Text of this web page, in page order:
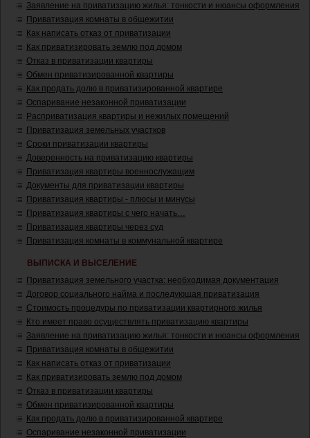
Заявление на приватизацию жилья: тонкости и нюансы оформления
Приватизация комнаты в общежитии
Как написать отказ от приватизации
Как приватизировать землю под домом
Отказ в приватизации квартиры
Обмен приватизированной квартиры
Как продать долю в приватизированной квартире
Оспаривание незаконной приватизации
Расприватизация квартиры и нежилых помещений
Приватизация земельных участков
Сроки приватизации квартиры
Доверенность на приватизацию квартиры
Приватизация квартиры военнослужащим
Документы для приватизации квартиры
Приватизация квартиры - плюсы и минусы
Приватизация квартиры с чего начать…
Приватизация квартиры через суд
Приватизация комнаты в коммунальной квартире
ВЫПИСКА И ВЫСЕЛЕНИЕ
Приватизация земельного участка: необходимая документация
Договор социального найма и последующая приватизация
Стоимость процедуры по приватизации квартирного жилья
Кто имеет право осуществлять приватизацию квартиры
Заявление на приватизацию жилья: тонкости и нюансы оформления
Приватизация комнаты в общежитии
Как написать отказ от приватизации
Как приватизировать землю под домом
Отказ в приватизации квартиры
Обмен приватизированной квартиры
Как продать долю в приватизированной квартире
Оспаривание незаконной приватизации